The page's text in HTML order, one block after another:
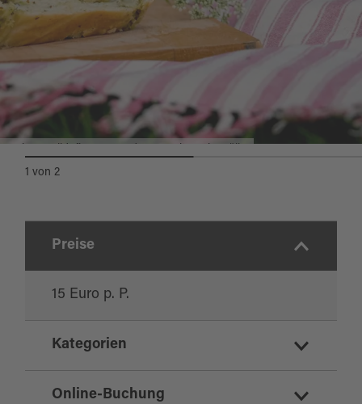
1 von2
Preise
15 Euro p. P.
Kategorien
Sport/Freizeit
Online-Buchung